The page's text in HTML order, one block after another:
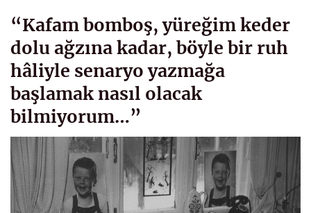
“Kafam bomboş, yüreğim keder
dolu ağzına kadar, böyle bir ruh
hâliyle senaryo yazmağa
başlamak nasıl olacak
bilmiyorum…”